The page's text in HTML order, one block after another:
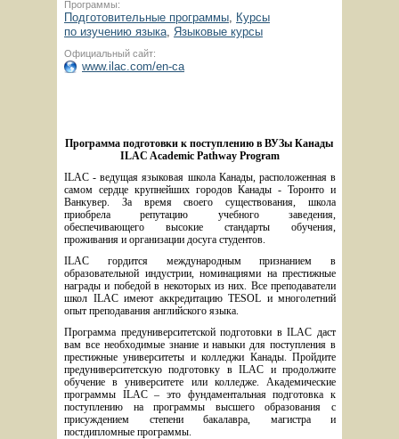
Программы:
Подготовительные программы, Курсы
по изучению языка, Языковые курсы
Официальный сайт:
www.ilac.com/en-ca
Программа подготовки к поступлению в ВУЗы Канады
ILAC Academic Pathway Program
ILAC - ведущая языковая школа Канады, расположенная в
самом сердце крупнейших городов Канады - Торонто и
Ванкувер. За время своего существования, школа
приобрела репутацию учебного заведения,
обеспечивающего высокие стандарты обучения,
проживания и организации досуга студентов.
ILAC гордится международным признанием в
образовательной индустрии, номинациями на престижные
награды и победой в некоторых из них. Все преподаватели
школ ILAC имеют аккредитацию TESOL и многолетний
опыт преподавания английского языка.
Программа предуниверситетской подготовки в ILAC даст
вам все необходимые знание и навыки для поступления в
престижные университеты и колледжи Канады. Пройдите
предуниверситетскую подготовку в ILAC и продолжите
обучение в университете или колледже. Академические
программы ILAC – это фундаментальная подготовка к
поступлению на программы высшего образования с
присуждением степени бакалавра, магистра и
постдипломные программы.